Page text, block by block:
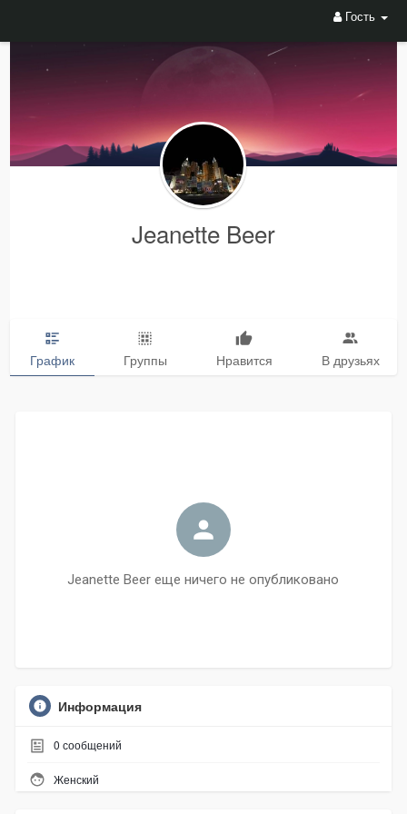
Гость
Jeanette Beer
График Группы Нравится В друзьях
Jeanette Beer еще ничего не опубликовано
Информация
0 сообщений
Женский